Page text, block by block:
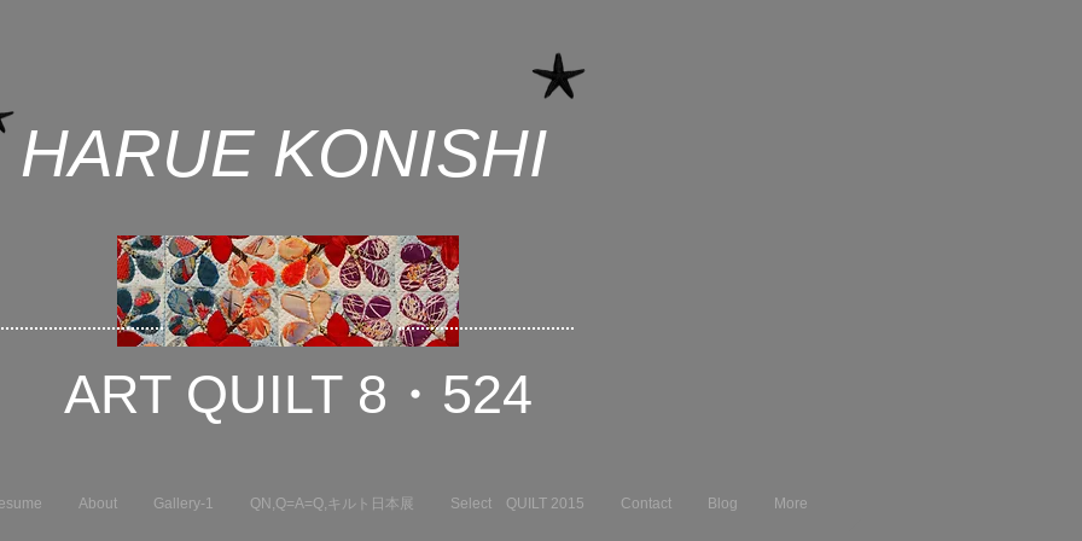
HARUE KONISHI
ART QUILT 8・524
About Gallery-1 QN,Q=A=Q,キルト日本展 Select QUILT 2015 Contact Blog More